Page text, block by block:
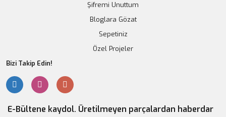
Şifremi Unuttum
Bloglara Gözat
Sepetiniz
Özel Projeler
Bizi Takip Edin!
E-Bültene kaydol. Üretilmeyen parçalardan haberdar